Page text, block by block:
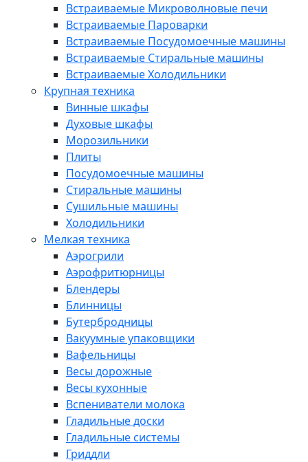
Встраиваемые Микроволновые печи
Встраиваемые Пароварки
Встраиваемые Посудомоечные машины
Встраиваемые Стиральные машины
Встраиваемые Холодильники
Крупная техника
Винные шкафы
Духовые шкафы
Морозильники
Плиты
Посудомоечные машины
Стиральные машины
Сушильные машины
Холодильники
Мелкая техника
Аэрогрили
Аэрофритюрницы
Блендеры
Блинницы
Бутербродницы
Вакуумные упаковщики
Вафельницы
Весы дорожные
Весы кухонные
Вспениватели молока
Гладильные доски
Гладильные системы
Гриддли